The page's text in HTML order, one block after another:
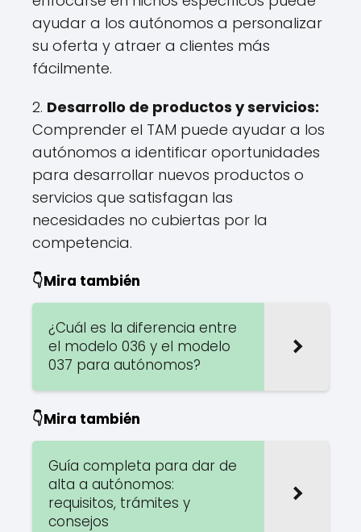
ayudar a los autónomos a personalizar
su oferta y atraer a clientes más
fácilmente.
2. Desarrollo de productos y servicios:
Comprender el TAM puede ayudar a los
autónomos a identificar oportunidades
para desarrollar nuevos productos o
servicios que satisfagan las
necesidades no cubiertas por la
competencia.
👇Mira también
¿Cuál es la diferencia entre
el modelo 036 y el modelo
037 para autónomos?
👇Mira también
Guía completa para dar de
alta a autónomos:
requisitos, trámites y
consejos